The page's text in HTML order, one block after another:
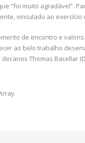
“foi muito agradável”.
vinculado ao exercício
de encontro e
ao belo trabalho
Thomas Bacellar